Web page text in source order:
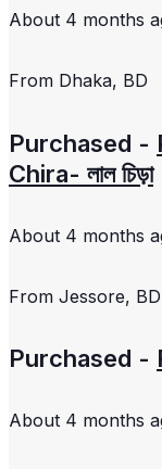
About 4 months
From Dhaka, BD
Purchased -
Chira- লাল চিড়া
About 4 months
From Jessore, BD
Purchased -
About 4 months